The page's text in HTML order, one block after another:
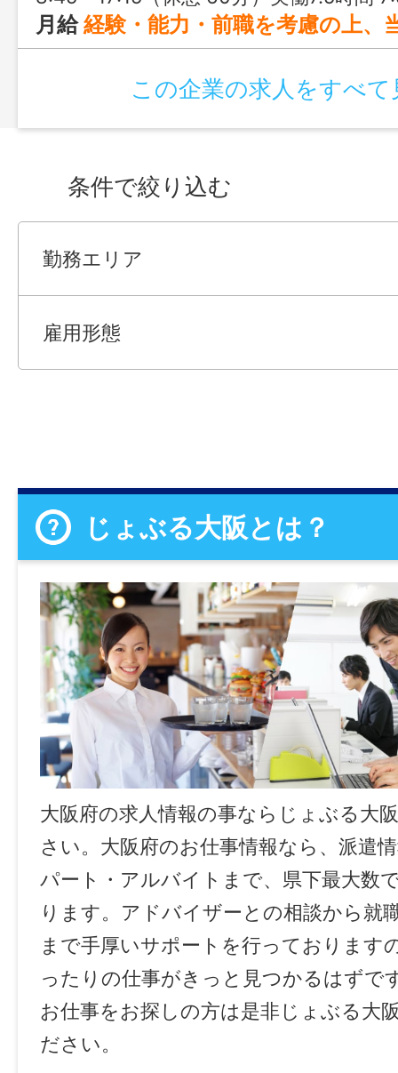
月給経験・能力・前職を考慮の上、当社の規定によ
この企業の求人をすべて
条件で絞り込む
勤務エリア
雇用形態
じょぶる大阪とは？
大阪府の求人情報の事ならじょぶる大
さい。大阪府のお仕事情報なら、派遣
パート・アルバイトまで、県下最大数
ります。アドバイザーとの相談から就
まで手厚いサポートを行っております
ったりの仕事がきっと見つかるはずで
お仕事をお探しの方は是非じょぶる大
ださい。